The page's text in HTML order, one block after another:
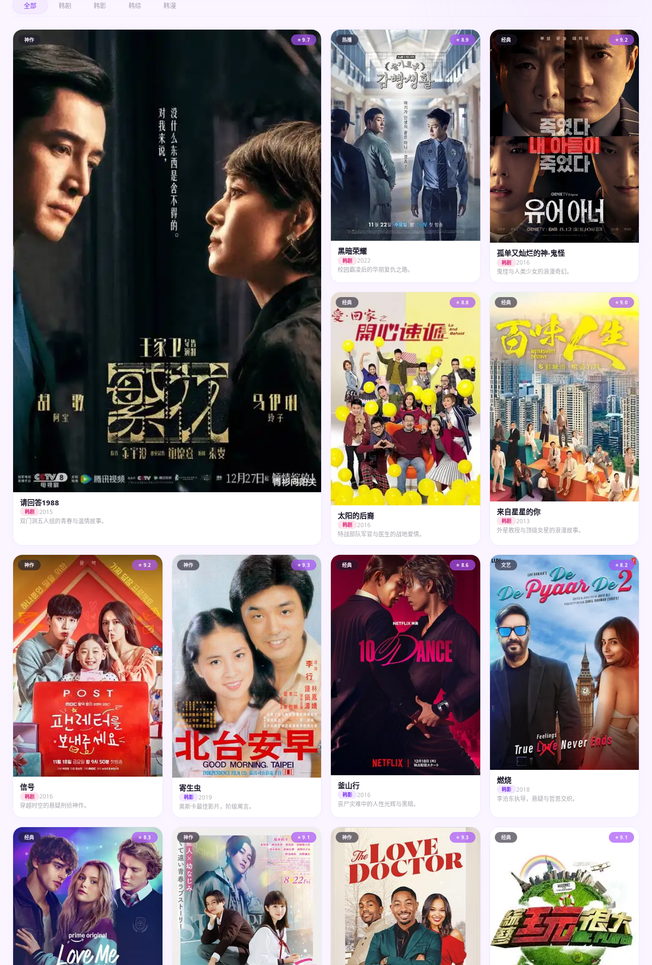
全部 韩剧 韩影 韩综 韩漫
神作 ⭐ 9.7
请回答1988
韩剧
2015
双门洞五人组的青春与温情故事。
热播 ⭐ 8.9
黑暗荣耀
韩剧
2022
校园霸凌后的华丽复仇之路。
经典 ⭐ 9.2
孤单又灿烂的神-鬼怪
韩剧
2016
鬼怪与人类少女的浪漫奇幻。
经典 ⭐ 8.8
太阳的后裔
韩剧
2016
特战部队军官与医生的战地爱情。
经典 ⭐ 9.0
来自星星的你
韩剧
2013
外星教授与顶级女星的浪漫故事。
神作 ⭐ 9.2
信号
韩剧
2016
穿越时空的悬疑刑侦神作。
神作 ⭐ 9.3
寄生虫
韩影
2019
奥斯卡最佳影片，阶级寓言。
经典 ⭐ 8.6
釜山行
韩影
2016
丧尸灾难中的人性光辉与黑暗。
文艺 ⭐ 8.2
燃烧
韩影
2018
李沧东执导，悬疑与哲思交织。
经典 ⭐ 8.3 神作 ⭐ 9.1 神作 ⭐ 9.3 经典 ⭐ 9.1